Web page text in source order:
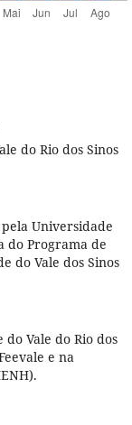
do Rio dos Sinos
Universidade
do Programa de
do Vale dos Sinos
Vale do Rio dos
e na